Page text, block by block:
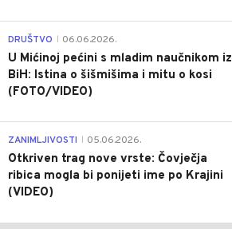
DRUŠTVO 06.06.2026.
U Mićinoj pećini s mladim naučnikom iz
BiH: Istina o šišmišima i mitu o kosi
(FOTO/VIDEO)
ZANIMLJIVOSTI 05.06.2026.
Otkriven trag nove vrste: Čovječja
ribica mogla bi ponijeti ime po Krajini
(VIDEO)